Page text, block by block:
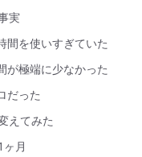
実
間を使いすぎていた
が極端に少なかった
だった
えてみた
月